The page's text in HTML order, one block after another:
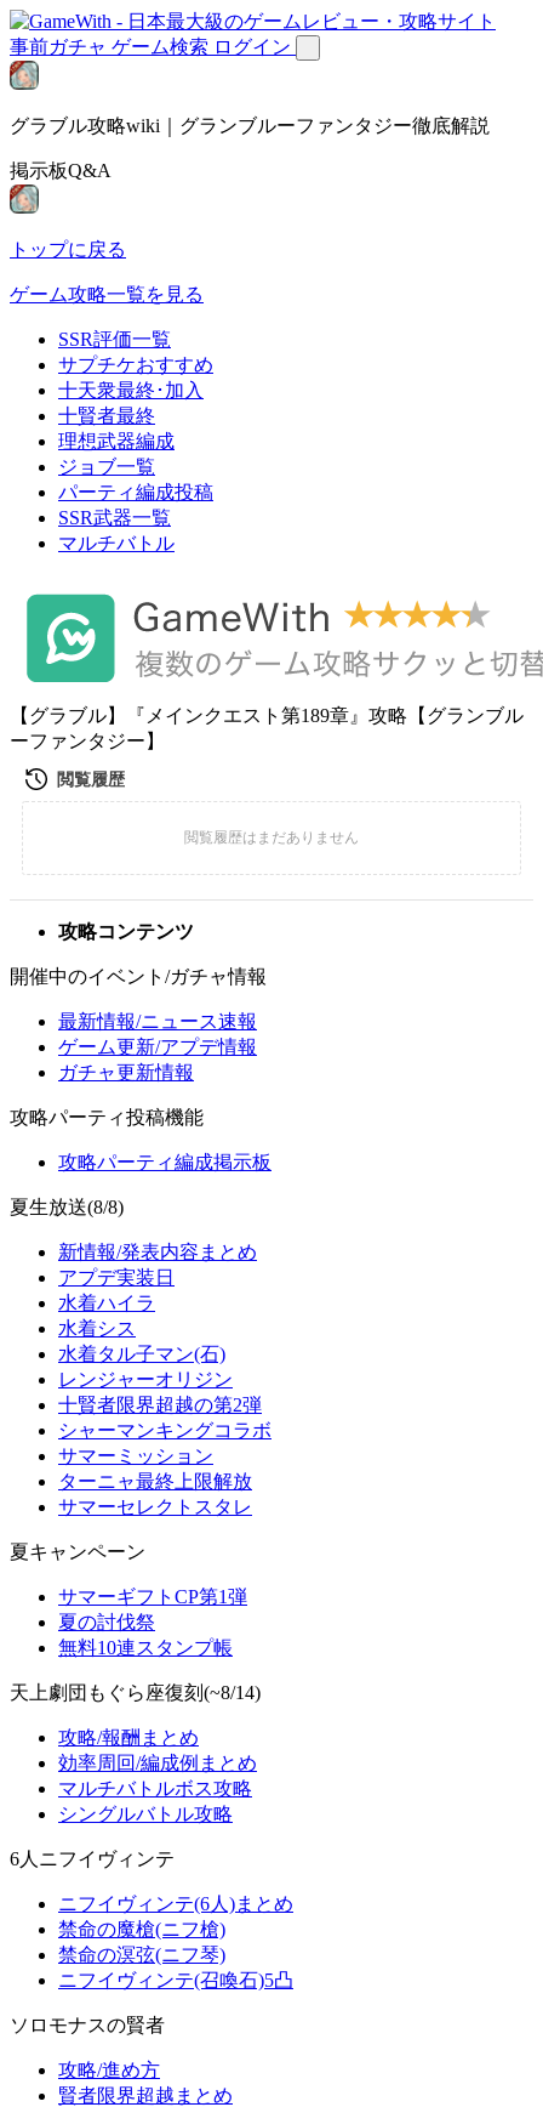
事前ガチャ ゲーム検索 ログイン
グラブル攻略wiki｜グランブルーファンタジー徹底解説
掲示板Q&A
トップに戻る
ゲーム攻略一覧を見る
SSR評価一覧
サプチケおすすめ
十天衆最終･加入
十賢者最終
理想武器編成
ジョブ一覧
パーティ編成投稿
SSR武器一覧
マルチバトル
【グラブル】『メインクエスト第189章』攻略【グランブル
ーファンタジー】
攻略コンテンツ
開催中のイベント/ガチャ情報
最新情報/ニュース速報
ゲーム更新/アプデ情報
ガチャ更新情報
攻略パーティ投稿機能
攻略パーティ編成掲示板
夏生放送(8/8)
新情報/発表内容まとめ
アプデ実装日
水着ハイラ
水着シス
水着タル子マン(石)
レンジャーオリジン
十賢者限界超越の第2弾
シャーマンキングコラボ
サマーミッション
ターニャ最終上限解放
サマーセレクトスタレ
夏キャンペーン
サマーギフトCP第1弾
夏の討伐祭
無料10連スタンプ帳
天上劇団もぐら座復刻(~8/14)
攻略/報酬まとめ
効率周回/編成例まとめ
マルチバトルボス攻略
シングルバトル攻略
6人ニフイヴィンテ
ニフイヴィンテ(6人)まとめ
禁命の魔槍(ニフ槍)
禁命の溟弦(ニフ琴)
ニフイヴィンテ(召喚石)5凸
ソロモナスの賢者
攻略/進め方
賢者限界超越まとめ